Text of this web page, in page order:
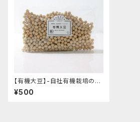
【有機大豆】-自社有機栽培のミ
ヤギシロメ- "350g"
¥500